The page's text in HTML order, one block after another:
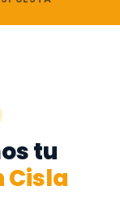
tu
Cisla